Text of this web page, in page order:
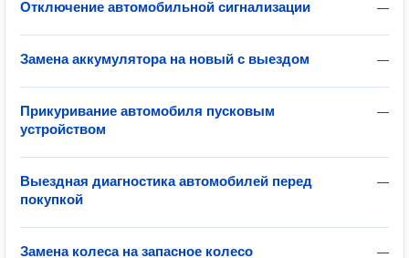
—
Отключение автомобильной сигнализации
—
Замена аккумулятора на новый с выездом
—
Прикуривание автомобиля пусковым
устройством
—
Выездная диагностика автомобилей перед
покупкой
—
Замена колеса на запасное колесо